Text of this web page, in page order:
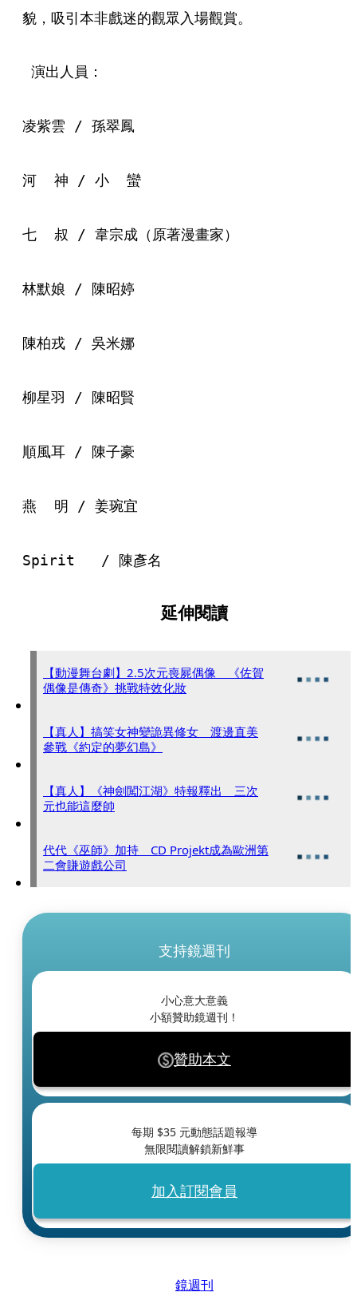
貌，吸引本非戲迷的觀眾入場觀賞。
演出人員：
凌紫雲 / 孫翠鳳
河  神 / 小  蠻
七  叔 / 韋宗成（原著漫畫家）
林默娘 / 陳昭婷
陳柏戎 / 吳米娜
柳星羽 / 陳昭賢
順風耳 / 陳子豪
燕  明 / 姜琬宜
Spirit   / 陳彥名
延伸閱讀
【動漫舞台劇】2.5次元喪屍偶像 《佐賀
偶像是傳奇》挑戰特效化妝
【真人】搞笑女神變詭異修女 渡邊直美
參戰《約定的夢幻島》
【真人】《神劍闖江湖》特報釋出 三次
元也能這麼帥
代代《巫師》加持 CD Projekt成為歐洲第
二會賺遊戲公司
支持鏡週刊
小心意大意義
小額贊助鏡週刊！
贊助本文
每期 $35 元動態話題報導
無限閱讀解鎖新鮮事
加入訂閱會員
鏡週刊